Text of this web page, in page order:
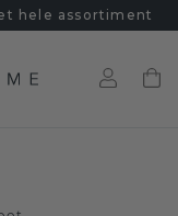
hele assortiment